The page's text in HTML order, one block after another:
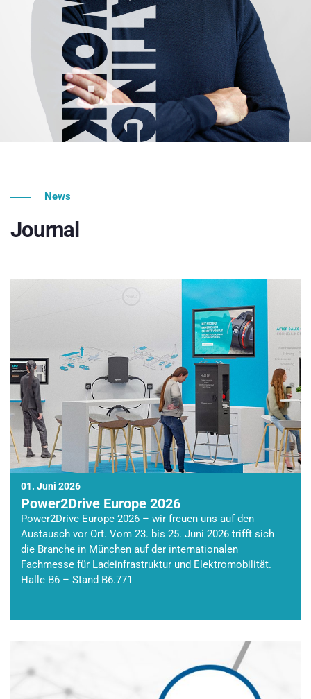
News
Journal
01. Juni 2026
Power2Drive Europe 2026
Power2Drive Europe 2026 – wir freuen uns auf den
Austausch vor Ort. Vom 23. bis 25. Juni 2026 trifft sich
die Branche in München auf der internationalen
Fachmesse für Ladeinfrastruktur und Elektromobilität.
Halle B6 – Stand B6.771